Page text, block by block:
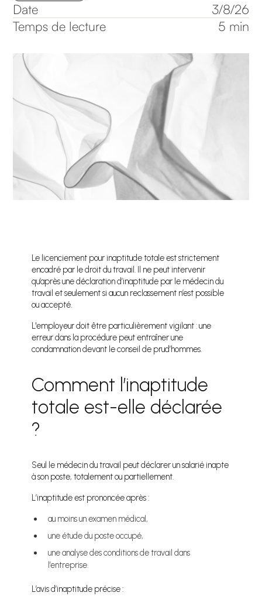
Date
3/8/26
Temps de lecture
5 min
Le licenciement pour inaptitude totale est strictement
encadré par le droit du travail. Il ne peut intervenir
qu’après une déclaration d’inaptitude par le médecin du
travail et seulement si aucun reclassement n’est possible
ou accepté.
L'employeur doit être particulièrement vigilant : une
erreur dans la procédure peut entraîner une
condamnation devant le conseil de prud’hommes.
Comment l’inaptitude
totale est-elle déclarée
?
Seul le médecin du travail peut déclarer un salarié inapte
à son poste, totalement ou partiellement.
L’inaptitude est prononcée après :
au moins un examen médical,
une étude du poste occupé,
une analyse des conditions de travail dans
l’entreprise.
L’avis d’inaptitude précise :